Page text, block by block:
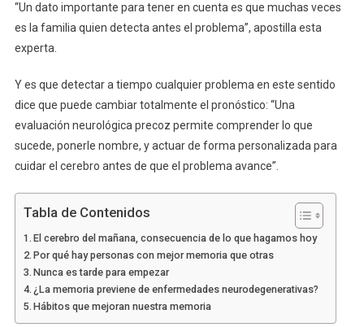
“Un dato importante para tener en cuenta es que muchas veces
es la familia quien detecta antes el problema”, apostilla esta
experta.
Y es que detectar a tiempo cualquier problema en este sentido
dice que puede cambiar totalmente el pronóstico: “Una
evaluación neurológica precoz permite comprender lo que
sucede, ponerle nombre, y actuar de forma personalizada para
cuidar el cerebro antes de que el problema avance”.
Tabla de Contenidos
El cerebro del mañana, consecuencia de lo que hagamos hoy
Por qué hay personas con mejor memoria que otras
Nunca es tarde para empezar
¿La memoria previene de enfermedades neurodegenerativas?
Hábitos que mejoran nuestra memoria